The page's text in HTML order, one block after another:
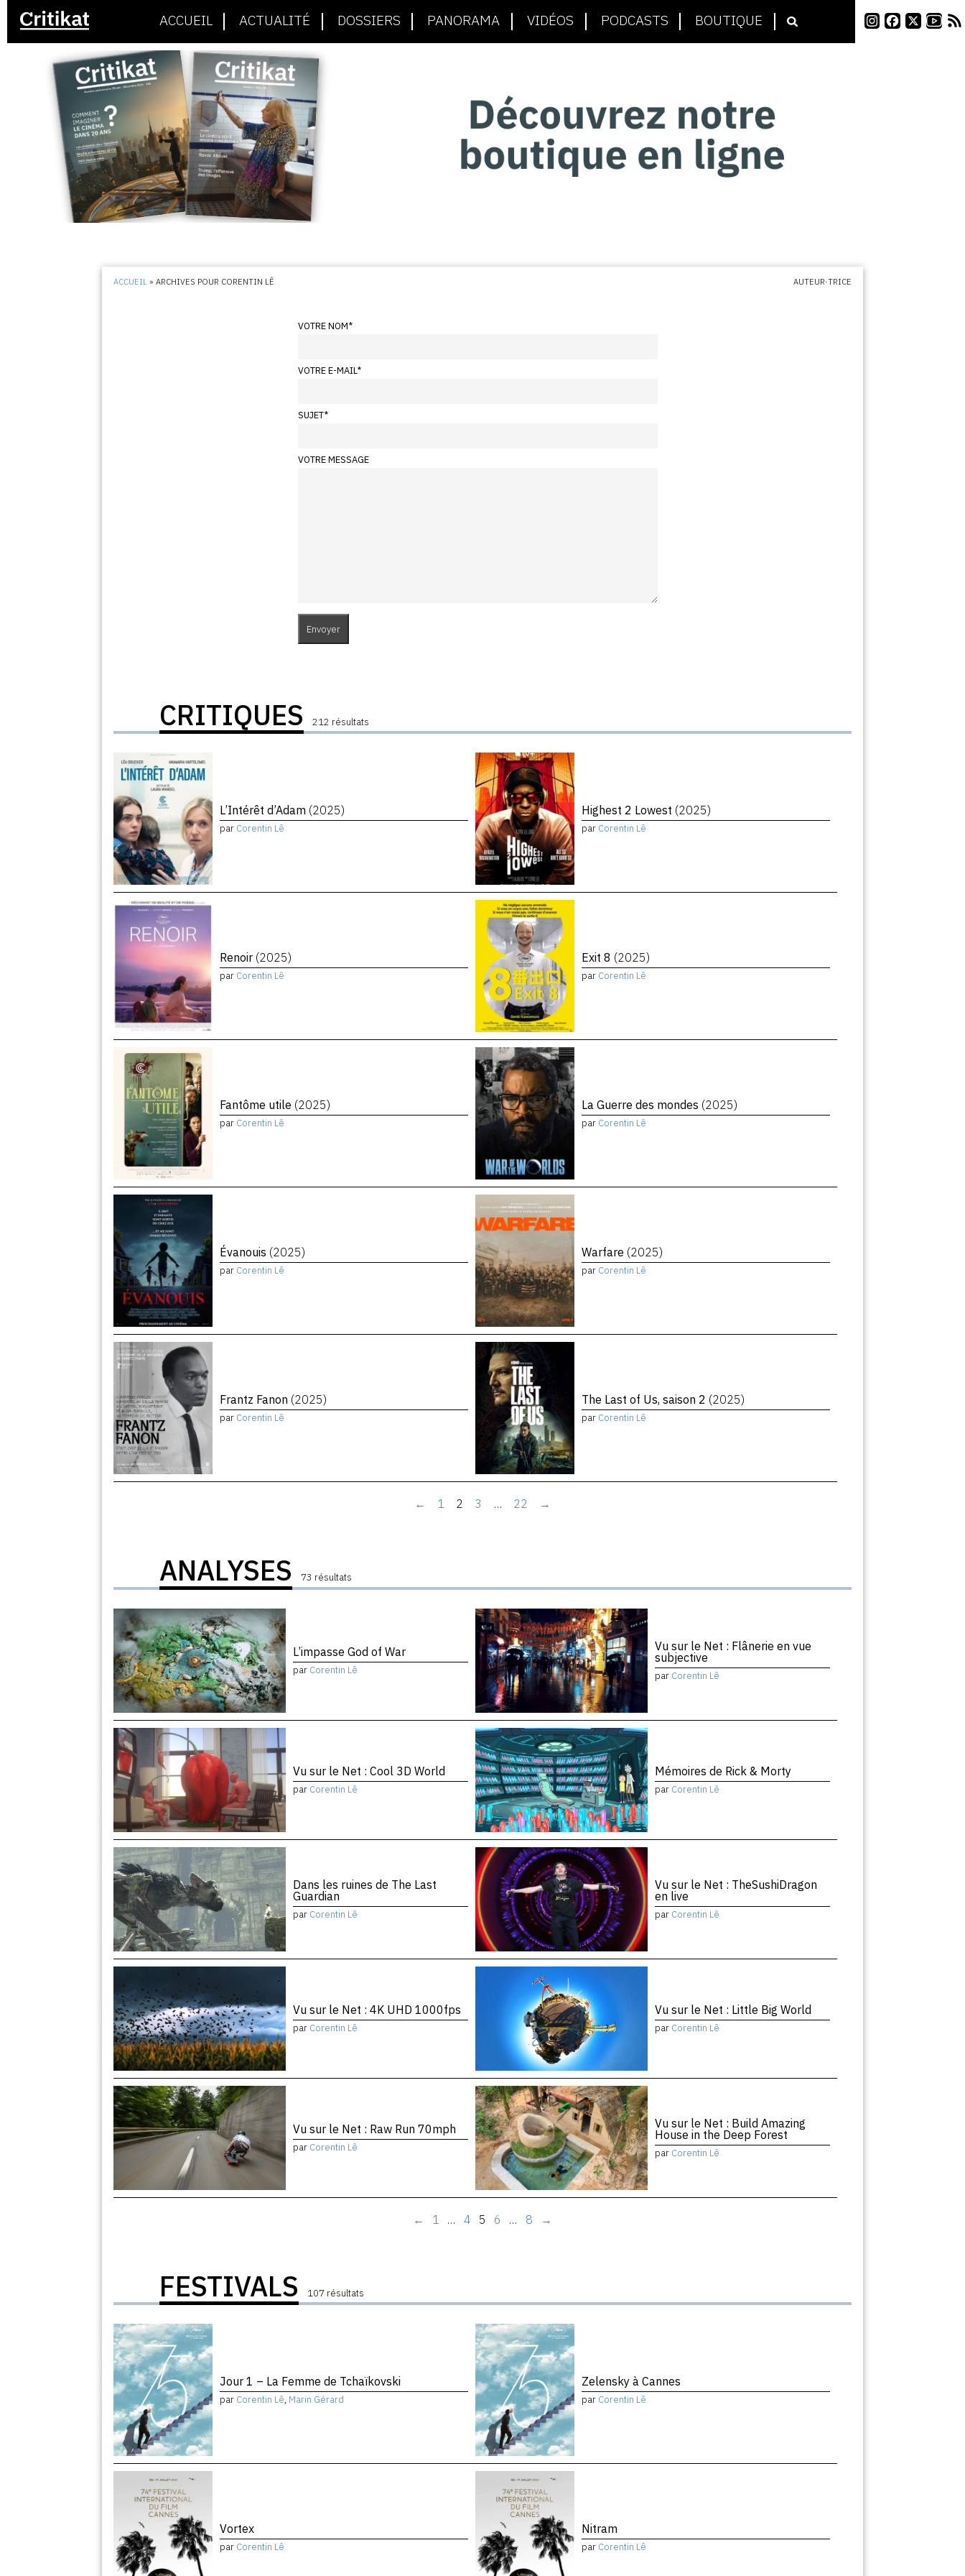
ACCUEIL ACTUALITÉ DOSSIERS PANORAMA VIDÉOS PODCASTS BOUTIQUE
ACCUEIL »ARCHIVES POUR CORENTIN LÊ AUTEUR·TRICE
VOTRE NOM*
VOTRE E-MAIL*
SUJET*
VOTRE MESSAGE
CRITIQUES 212 résultats
L’Intérêt d’Adam (2025)
par Corentin Lê
Highest 2 Lowest (2025)
par Corentin Lê
Renoir (2025)
par Corentin Lê
Exit 8 (2025)
par Corentin Lê
Fantôme utile (2025)
par Corentin Lê
La Guerre des mondes (2025)
par Corentin Lê
Évanouis (2025)
par Corentin Lê
Warfare (2025)
par Corentin Lê
Frantz Fanon (2025)
par Corentin Lê
The Last of Us, saison 2 (2025)
par Corentin Lê
← 1 2 3 … 22 →
ANALYSES 73 résultats
L’impasse God of War
par Corentin Lê
Vu sur le Net : Flânerie en vue
subjective
par Corentin Lê
Vu sur le Net : Cool 3D World
par Corentin Lê
Mémoires de Rick & Morty
par Corentin Lê
Dans les ruines de The Last
Guardian
par Corentin Lê
Vu sur le Net : TheSushiDragon
en live
par Corentin Lê
Vu sur le Net : 4K UHD 1000fps
par Corentin Lê
Vu sur le Net : Little Big World
par Corentin Lê
Vu sur le Net : Raw Run 70mph
par Corentin Lê
Vu sur le Net : Build Amazing
House in the Deep Forest
par Corentin Lê
← 1 … 4 5 6 … 8 →
FESTIVALS 107 résultats
Jour 1 – La Femme de Tchaïkovski
par Corentin Lê, Marin Gérard
Zelensky à Cannes
par Corentin Lê
Vortex
par Corentin Lê
Nitram
par Corentin Lê